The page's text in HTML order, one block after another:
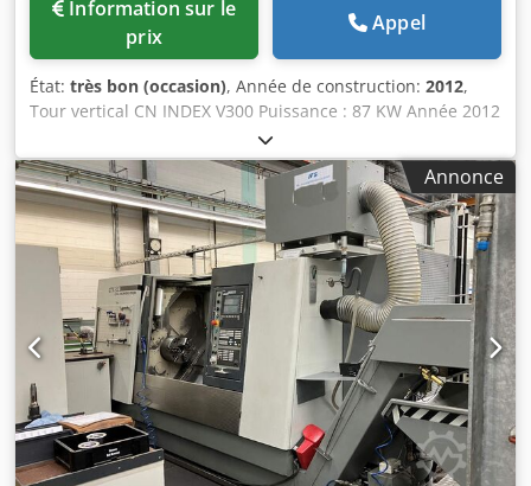
prix
Appel
État: très bon (occasion), Année de construction: 2012,
Tour vertical CN INDEX V300 Puissance : 87 KW Année 2012
1 tourelle porte outils 10 positions CN: SIEMENS
SINUMERIK 840D sl convoyeur de pièces Cedjzlalnjpfx
Agkerf environ 8 porte-outils dont porte-outils motorisés
Convoyeur à copeaux Benne à copeaux basculante et
fourchable GOUBARD Etagère 5 niveaux
Annonce